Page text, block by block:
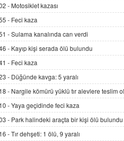
ADEM AKÖL
Esed Destekçilerinin
Şamar: Sednaya
11.12.2024 12:30
DR. EKREM ASLAN
Gerçek Ne, Algı Ne?
Yürüyoruz" Cümlesinin
19.07.2025 12:45
GÖNÜL MENEKŞE
Şifacının Yolu
04.11.2025 12:56
- Motosiklet kazası
- Feci kaza
-Sulama kanalında can verdi
- Kayıp kişi serada ölü bulundu
- Feci kaza
- Düğünde kavga: 5 yaralı
- Nargile kömürü yüklü tır alevlere teslim
-Yaya geçidinde feci kaza
- Park halindeki araçta bir kişi ölü bulundu
-Tır dehşeti: 1 ölü, 9 yaralı